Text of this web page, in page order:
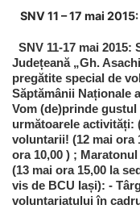
SNV 11 – 17 mai
SNV 11-17 mai
Județeană „Gh.
pregătite special de
Săptămânii Naționale
Vom (de)prinde
următoarele activități:
voluntarii! (12 mai ora
ora 10,00 ) ;
(13 mai ora 15,00 la
vis de BCU Iași): -
voluntariatului în